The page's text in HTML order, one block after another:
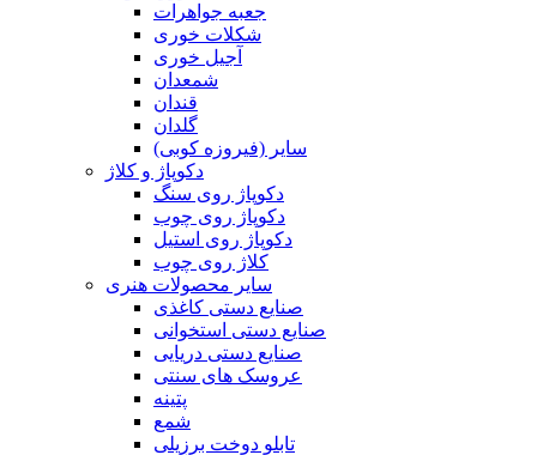
جعبه جواهرات
شکلات خوری
آجیل خوری
شمعدان
قندان
گلدان
سایر (فیروزه کوبی)
دکوپاژ و کلاژ
دکوپاژ روی سنگ
دکوپاژ روی چوب
دکوپاژ روی استیل
کلاژ روی چوب
سایر محصولات هنری
صنایع دستی کاغذی
صنایع دستی استخوانی
صنایع دستی دریایی
عروسک های سنتی
پتینه
شمع
تابلو دوخت برزیلی